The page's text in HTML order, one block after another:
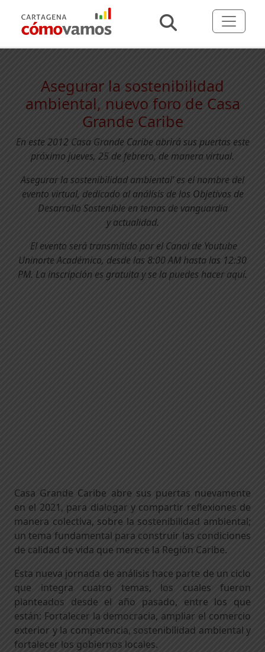
Asegurar la sostenibilidad
ambiental, nuevo foro de Casa
Grande Caribe
En este 2012 Casa Grande Caribe abrirá sus puertas este
próximo jueves, 25 de febrero, de manera virtual.
Asegurar la sostenibilidad ambiental’ es el nombre del
evento virtual, dedicado al análisis de los Objetivos de
Desarrollo Sostenible en temas de vanguardia
y actualidad.
El evento será transmitido por el Canal de Youtube
Uninorte Académico, desde las 8:00 AM hasta las 12:30
PM. La inscripción es gratuita y se la puedes haceraquí.
Casa Grande Caribe abre sus puertas nuevamente
en el 2021, para dialogar y compartir reflexiones de
manera colectiva, sobre la sostenibilidad ambiental;
un tema fundamental para construir las condiciones
de calidad de vida que merece la Región Caribe.
Esta nueva jornada de análisis hace parte de un ciclo
que integra cuatro temas, los cuales fueron
planteados desde el año pasado, entre los que
están: Fortalecer la democracia, ampliar el comercio
exterior y la competencia, sostenibilidad ambiental y
fortalecer los gobiernos locales.